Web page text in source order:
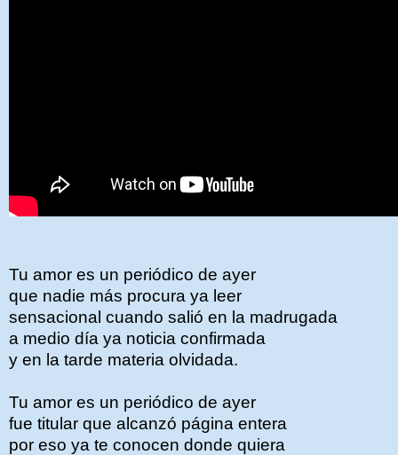
Tu amor es un periódico de ayer
que nadie más procura ya leer
sensacional cuando salió en la madrugada
a medio día ya noticia confirmada
y en la tarde materia olvidada.
Tu amor es un periódico de ayer
fue titular que alcanzó página entera
por eso ya te conocen donde quiera